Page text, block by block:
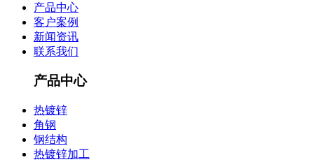
产品中心
客户案例
新闻资讯
联系我们
产品中心
热镀锌
角钢
钢结构
热镀锌加工